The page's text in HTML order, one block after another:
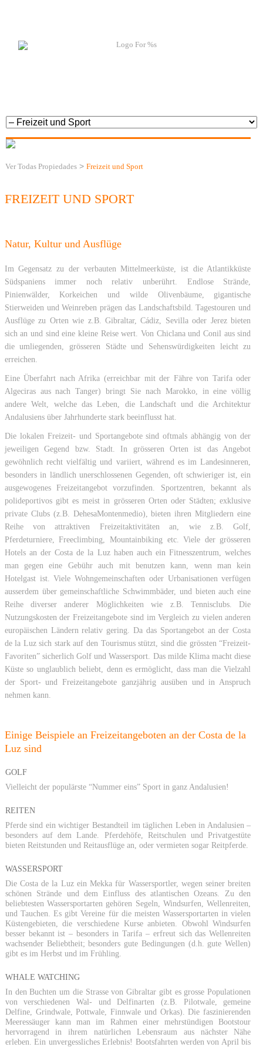
Ver Todas Propiedades> Freizeit und Sport
FREIZEIT UND SPORT
Natur, Kultur und Ausflüge
Im Gegensatz zu der verbauten Mittelmeerküste, ist die Atlantikküste
Südspaniens immer noch relativ unberührt. Endlose Strände,
Pinienwälder, Korkeichen und wilde Olivenbäume, gigantische
Stierweiden und Weinreben prägen das Landschaftsbild. Tagestouren und
Ausflüge zu Orten wie z.B. Gibraltar, Cádiz, Sevilla oder Jerez bieten
sich an und sind eine kleine Reise wert. Von Chiclana und Conil aus sind
die umliegenden, grösseren Städte und Sehenswürdigkeiten leicht zu
erreichen.
Eine Überfahrt nach Afrika (erreichbar mit der Fähre von Tarifa oder
Algeciras aus nach Tanger) bringt Sie nach Marokko, in eine völlig
andere Welt, welche das Leben, die Landschaft und die Architektur
Andalusiens über Jahrhunderte stark beeinflusst hat.
Die lokalen Freizeit- und Sportangebote sind oftmals abhängig von der
jeweiligen Gegend bzw. Stadt. In grösseren Orten ist das Angebot
gewöhnlich recht vielfältig und variiert, während es im Landesinneren,
besonders in ländlich unerschlossenen Gegenden, oft schwieriger ist, ein
ausgewogenes Freizeitangebot vorzufinden. Sportzentren, bekannt als
polideportivos gibt es meist in grösseren Orten oder Städten; exklusive
private Clubs (z.B. DehesaMontenmedio), bieten ihren Mitgliedern eine
Reihe von attraktiven Freizeitaktivitäten an, wie z.B. Golf,
Pferdeturniere, Freeclimbing, Mountainbiking etc. Viele der grösseren
Hotels an der Costa de la Luz haben auch ein Fitnesszentrum, welches
man gegen eine Gebühr auch mit benutzen kann, wenn man kein
Hotelgast ist. Viele Wohngemeinschaften oder Urbanisationen verfügen
ausserdem über gemeinschaftliche Schwimmbäder, und bieten auch eine
Reihe diverser anderer Möglichkeiten wie z.B. Tennisclubs. Die
Nutzungskosten der Freizeitangebote sind im Vergleich zu vielen anderen
europäischen Ländern relativ gering. Da das Sportangebot an der Costa
de la Luz sich stark auf den Tourismus stützt, sind die grössten “Freizeit-
Favoriten” sicherlich Golf und Wassersport. Das milde Klima macht diese
Küste so unglaublich beliebt, denn es ermöglicht, dass man die Vielzahl
der Sport- und Freizeitangebote ganzjährig ausüben und in Anspruch
nehmen kann.
Einige Beispiele an Freizeitangeboten an der Costa de la
Luz sind
GOLF
Vielleicht der populärste “Nummer eins” Sport in ganz Andalusien!
REITEN
Pferde sind ein wichtiger Bestandteil im täglichen Leben in Andalusien –
besonders auf dem Lande. Pferdehöfe, Reitschulen und Privatgestüte
bieten Reitstunden und Reitausflüge an, oder vermieten sogar Reitpferde.
WASSERSPORT
Die Costa de la Luz ein Mekka für Wassersportler, wegen seiner breiten
schönen Strände und dem Einfluss des atlantischen Ozeans. Zu den
beliebtesten Wassersportarten gehören Segeln, Windsurfen, Wellenreiten,
und Tauchen. Es gibt Vereine für die meisten Wassersportarten in vielen
Küstengebieten, die verschiedene Kurse anbieten. Obwohl Windsurfen
besser bekannt ist – besonders in Tarifa – erfreut sich das Wellenreiten
wachsender Beliebtheit; besonders gute Bedingungen (d.h. gute Wellen)
gibt es im Herbst und im Frühling.
WHALE WATCHING
In den Buchten um die Strasse von Gibraltar gibt es grosse Populationen
von verschiedenen Wal- und Delfinarten (z.B. Pilotwale, gemeine
Delfine, Grindwale, Pottwale, Finnwale und Orkas). Die faszinierenden
Meeressäuger kann man im Rahmen einer mehrstündigen Bootstour
hervorragend in ihrem natürlichen Lebensraum aus nächster Nähe
erleben. Ein unvergessliches Erlebnis! Bootsfahrten werden von April bis